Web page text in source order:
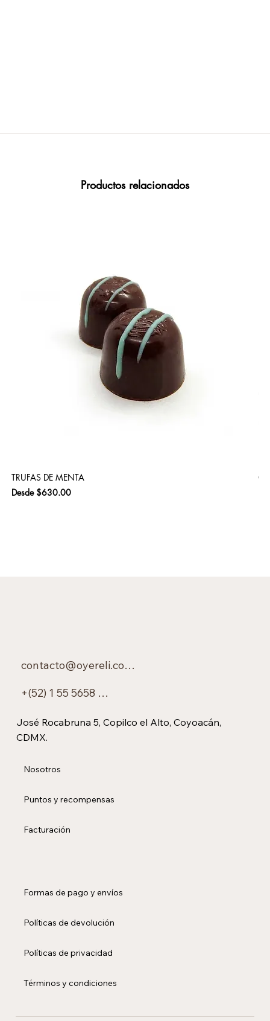
Productos relacionados
TRUFAS DE MENTA
Desde $630.00
Precio de oferta
contacto@oyereli.com.mx
+(52) 1 55 5658 0450
José Rocabruna 5, Copilco el Alto, Coyoacán,
CDMX.
Nosotros
Puntos y recompensas
Facturación
Formas de pago y envíos
Políticas de devolución
Políticas de privacidad
Términos y condiciones